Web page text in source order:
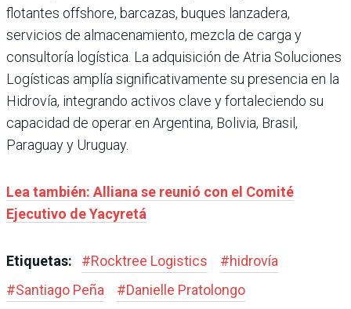
flotantes offshore, barcazas, buques lanzadera,
servicios de almacenamiento, mezcla de carga y
consultoría logística. La adquisición de Atria Soluciones
Logísticas amplía significativamente su presencia en la
Hidrovía, integrando activos clave y fortaleciendo su
capacidad de operar en Argentina, Bolivia, Brasil,
Paraguay y Uruguay.
Lea también: Alliana se reunió con el Comité
Ejecutivo de Yacyretá
Etiquetas: #Rocktree Logistics #hidrovía
#Santiago Peña #Danielle Pratolongo